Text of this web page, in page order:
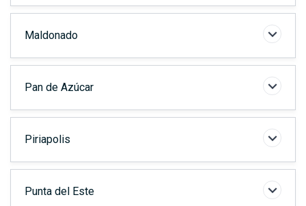
Maldonado
Pan de Azúcar
Piriapolis
Punta del Este